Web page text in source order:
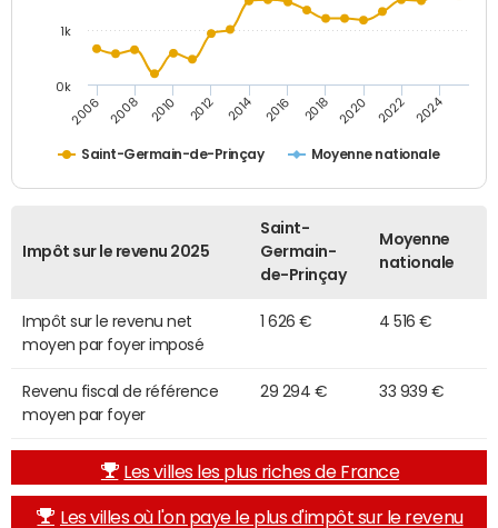
Saint-Germain-de-Prinçay Moyenne nationale
2006 2008 2010 2012 2014 2016 2018 2020 2022 2024
0k
1k
Impôt sur le revenu 2025
Saint-
Germain-
de-Prinçay
Moyenne
nationale
Impôt sur le revenu net
moyen par foyer imposé
1 626 € 4 516 €
Revenu fiscal de référence
moyen par foyer
29 294 € 33 939 €
Les villes les plus riches de France
Les villes où l'on paye le plus d'impôt sur le revenu